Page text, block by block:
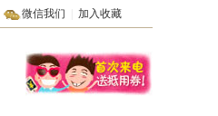
微信我们 加入收藏